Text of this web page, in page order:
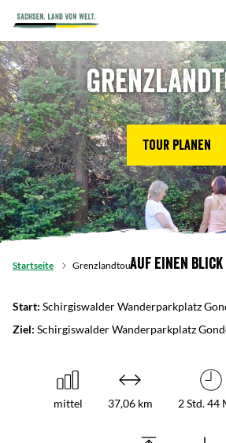
Tour planen
Startseite GrenzlandtourAuf einen Blick
Start: Schirgiswalder Wanderparkplatz
Ziel: Schirgiswalder Wanderparkplatz
mittel 37,06 km 2 Std. 44